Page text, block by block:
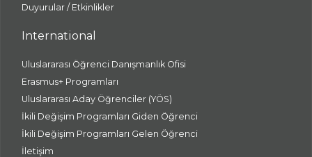
Duyurular / Etkinlikler
International
Uluslararası Öğrenci Danışmanlık Ofisi
Erasmus+ Programları
Uluslararası Aday Öğrenciler (YÖS)
İkili Değişim Programları Giden Öğrenci
İkili Değişim Programları Gelen Öğrenci
İletişim